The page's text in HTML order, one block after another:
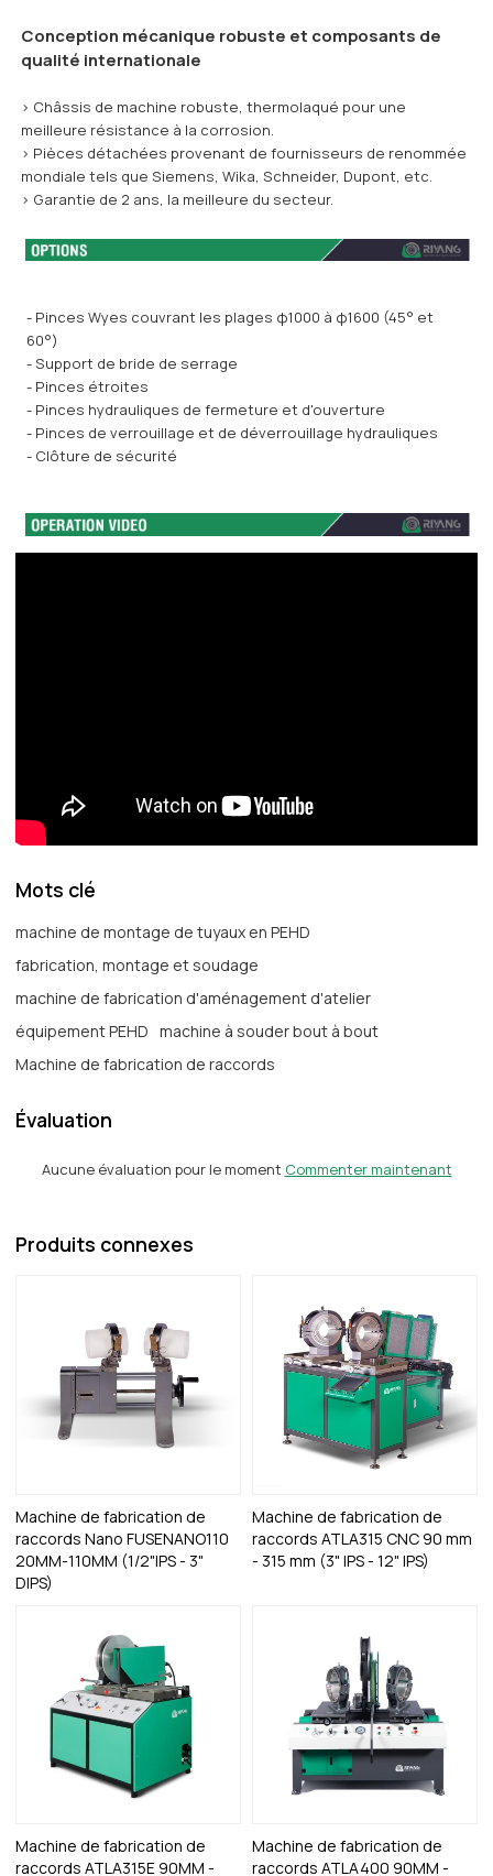
Conception mécanique robuste et composants de
qualité internationale
> Châssis de machine robuste, thermolaqué pour une
meilleure résistance à la corrosion.
> Pièces détachées provenant de fournisseurs de renommée
mondiale tels que Siemens, Wika, Schneider, Dupont, etc.
> Garantie de 2 ans, la meilleure du secteur.
- Pinces Wyes couvrant les plages φ1000 à φ1600 (45° et
60°)
- Support de bride de serrage
- Pinces étroites
- Pinces hydrauliques de fermeture et d'ouverture
- Pinces de verrouillage et de déverrouillage hydrauliques
- Clôture de sécurité
Mots clé
machine de montage de tuyaux en PEHD
fabrication, montage et soudage
machine de fabrication d'aménagement d'atelier
équipement PEHD
machine à souder bout à bout
Machine de fabrication de raccords
Évaluation
Aucune évaluation pour le moment Commenter maintenant
Produits connexes
Machine de fabrication de
raccords Nano FUSENANO110
20MM-110MM (1/2"IPS - 3"
DIPS)
Machine de fabrication de
raccords ATLA315 CNC 90 mm
- 315 mm (3" IPS - 12" IPS)
Machine de fabrication de
raccords ATLA315E 90MM -
Machine de fabrication de
raccords ATLA400 90MM -